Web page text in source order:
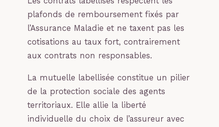
plafonds de remboursement fixés par
l’Assurance Maladie et ne taxent pas les
cotisations au taux fort, contrairement
aux contrats non responsables.
La mutuelle labellisée constitue un pilier
de la protection sociale des agents
territoriaux. Elle allie la liberté
individuelle du choix de l’assureur avec